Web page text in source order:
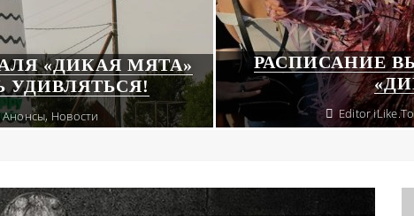
«ДИКАЯ МЯТА»
УДИВЛЯТЬСЯ!
Анонсы, Новости
РАСПИСАНИЕ
Editor